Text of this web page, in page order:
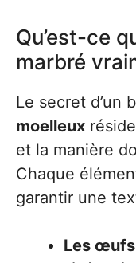
Qu’est-ce
marbré
Le secret d’un
moelleux
et la manière
Chaque
garantir une
Les